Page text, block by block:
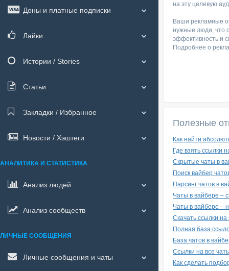
на эту целевую
Ваши рекламные
нужные люди, что
эффективность и
Подробнее о
Полезные
Как найти
Где взять ссылки
Скрытые чаты в
Поиск вайбер
Парсинг чатов в
Чаты в вайбере –
Чаты в вайбере –
Скачать ссылки
Полная база
База чатов в
Ссылки на все
Как сделать
Доны и платные подписки
Лайки
Истории / Stories
Статьи
Закладки / Избранное
Новости / Хэштеги
АНАЛИТИКА И СТАТИСТИКА
Анализ людей
Анализ сообществ
ЛИЧНЫЕ СООБЩЕНИЯ
Личные сообщения и чаты